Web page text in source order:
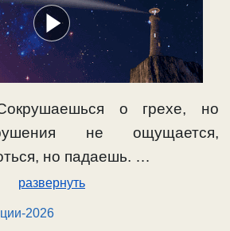
о грехе, но
не ощущается,
но падаешь. …
развернуть
2026